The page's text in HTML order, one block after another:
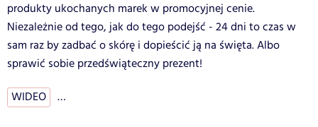
produkty ukochanych marek w promocyjnej cenie.
Niezależnie od tego, jak do tego podejść - 24 dni to czas w
sam raz by zadbać o skórę i dopieścić ją na święta. Albo
sprawić sobie przedświąteczny prezent!
WIDEO …